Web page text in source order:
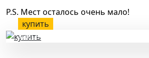
P.S. Мест осталось очень мало!
купить
здесь